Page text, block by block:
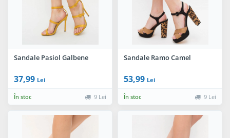
Sandale Pasiol Galbene
37,99 Lei
În stoc 9 Lei
Sandale Ramo Camel
53,99 Lei
În stoc 9 Lei